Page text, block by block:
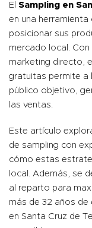
El Sampling en
en una herramienta
posicionar sus
mercado local.
marketing directo,
gratuitas permite a
público objetivo,
las ventas.
Este artículo
de sampling con
cómo estas
local. Además, se
al reparto para
más de 32 años de
en Santa Cruz de